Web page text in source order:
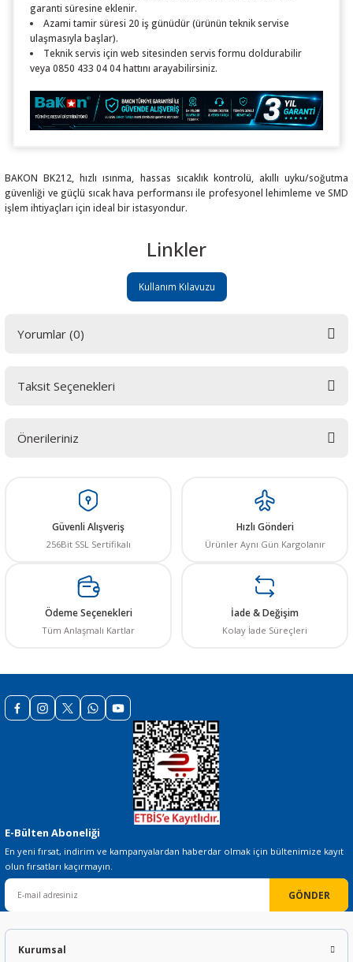
garanti süresine eklenir.
Azami tamir süresi 20 iş günüdür (ürünün teknik servise
ulaşmasıyla başlar).
Teknik servis için web sitesinden servis formu doldurabilir
veya 0850 433 04 04 hattını arayabilirsiniz.
BAKON BK212, hızlı ısınma, hassas sıcaklık kontrolü, akıllı uyku/soğutma
güvenliği ve güçlü sıcak hava performansı ile profesyonel lehimleme ve SMD
işlem ihtiyaçları için ideal bir istasyondur.
Linkler
Kullanım Kılavuzu
Yorumlar (0)
Bu ürüne ilk yorumu siz yapın! LÜTFEN Sorularınızı bu alana yazmayınız.
Taksit Seçenekleri
Önerileriniz
yetersiz gördüğünüz noktaları öneri formunu kullanarak tarafımıza
Görüş ve önerileriniz için teşekkür ederiz.
Ürün açıklamasında eksik bilgiler bulunuyor.
Ürün bilgilerinde hatalar bulunuyor.
Ürün fiyatı diğer sitelerden daha pahalı.
Gönder
Güvenli Alışveriş
256Bit SSL Sertifikalı
Hızlı Gönderi
Ürünler Aynı Gün Kargolanır
Ödeme Seçenekleri
Tüm Anlaşmalı Kartlar
İade & Değişim
Kolay İade Süreçleri
E-Bülten Aboneliği
En yeni fırsat, indirim ve kampanyalardan haberdar olmak için bültenimize kayıt
olun fırsatları kaçırmayın.
GÖNDER
Kurumsal